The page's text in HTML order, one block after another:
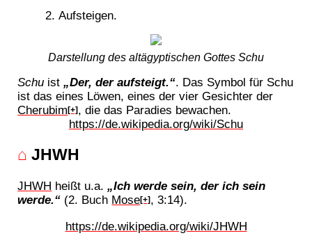
Aufsteigen.
Darstellung des altägyptischen Gottes Schu
Schu ist„Der, der aufsteigt.“. Das Symbol für Schu
ist das eines Löwen, eines der vier Gesichter der
Cherubim[+] , die das Paradies bewachen.
https://de.wikipedia.org/wiki/Schu
⌂ JHWH
JHWH heißt u.a.„Ich werde sein, der ich sein
werde.“ (2. Buch Mose[+] , 3:14).
https://de.wikipedia.org/wiki/JHWH